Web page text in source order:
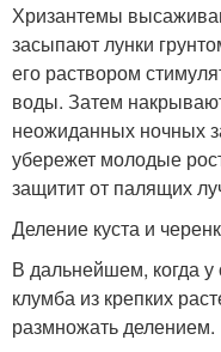
Хризантемы
засыпают лунки
его раствором
воды. Затем
неожиданных ночных
убережет молодые
защитит от палящих
Деление куста и
В дальнейшем, когда
клумба из крепких
размножать делением.